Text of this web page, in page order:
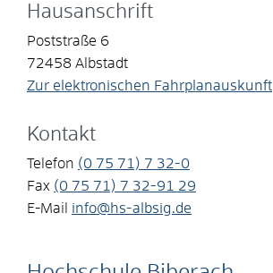
Hausanschrift
Poststraße 6
72458 Albstadt
Zur elektronischen Fahrplanauskunft
Kontakt
Telefon (0 75 71) 7 32-0
Fax (0 75 71) 7 32-91
29
E-Mail
info@hs-albsig.de